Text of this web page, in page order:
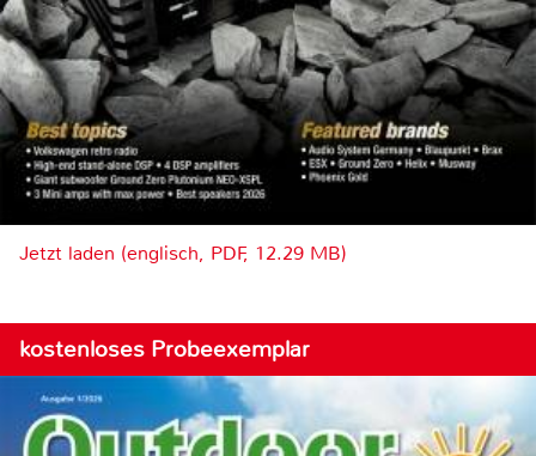
Jetzt laden (englisch, PDF, 12.29 MB)
kostenloses Probeexemplar